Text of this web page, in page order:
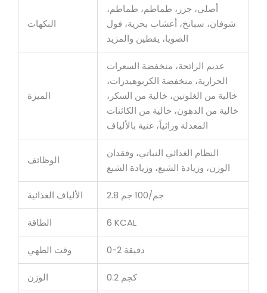
النكهات
أصلي، جزر، طماطم، طماطم،
شوفان، سبانخ، أعشاب بحرية، فول
الصويا، يقطين والمزيد
الميزة
عديم الرائحة، منخفضة السعرات
الحرارية، منخفضة الكربوهيدرات،
خالية من الغلوتين، خالية من السكر،
خالية من الدهون، خالية من الكائنات
المعدلة وراثياً، غنية بالألياف
الوظائف
النظام الغذائي النباتي، وفقدان
الوزن، وزيادة الشبع، وزيادة الشبع
الألياف الغذائية 2.8 جم/100 جم
الطاقة 6 KCAL
وقت الطهي 0-2 دقيقة
الوزن 0.2 كجم